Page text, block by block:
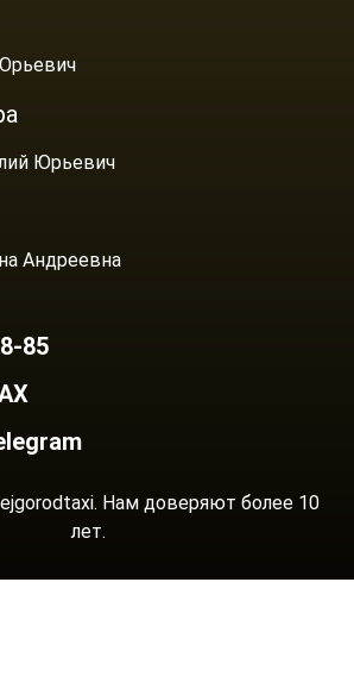
Юрьевич
Андреевна
85
Нам доверяют более 10
лет.